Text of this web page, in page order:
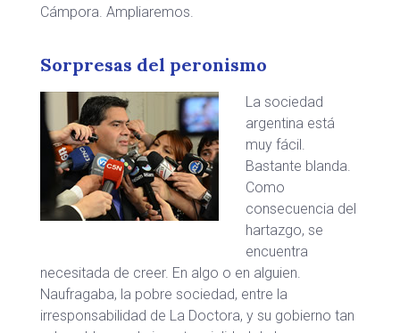
Cámpora. Ampliaremos.
Sorpresas del peronismo
La sociedad
argentina está
muy fácil.
Bastante blanda.
Como
consecuencia del
hartazgo, se
encuentra
necesitada de creer. En algo o en alguien.
Naufragaba, la pobre sociedad, entre la
irresponsabilidad de La Doctora, y su gobierno tan